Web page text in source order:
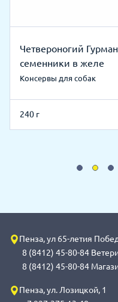
Четвероногий
семенники в желе
Консервы для собак
240 г
Пенза, ул 65-летия
8 (8412) 45-80-84
8 (8412) 45-80-84
Пенза, ул. Лозицкой, 1